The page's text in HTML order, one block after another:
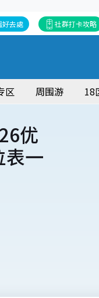
社群打卡攻略
好去處
区 周围游 18
优
一